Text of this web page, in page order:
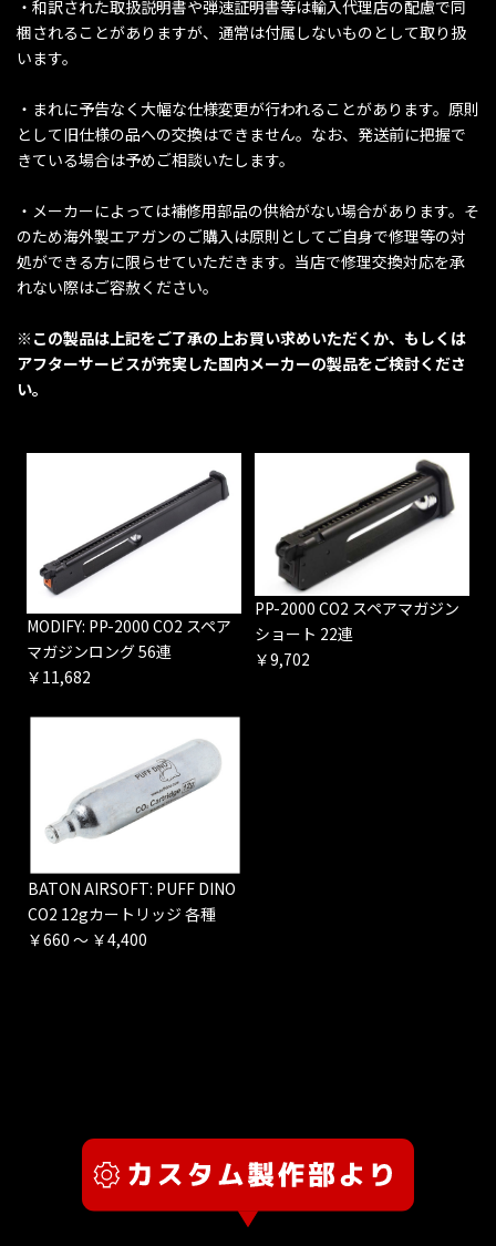
・和訳された取扱説明書や弾速証明書等は輸入代理店の配慮で同
梱されることがありますが、通常は付属しないものとして取り扱
います。
・まれに予告なく大幅な仕様変更が行われることがあります。原則
として旧仕様の品への交換はできません。なお、発送前に把握で
きている場合は予めご相談いたします。
・メーカーによっては補修用部品の供給がない場合があります。そ
のため海外製エアガンのご購入は原則としてご自身で修理等の対
処ができる方に限らせていただきます。当店で修理交換対応を承
れない際はご容赦ください。
※この製品は上記をご了承の上お買い求めいただくか、もしくは
アフターサービスが充実した国内メーカーの製品をご検討くださ
い。
MODIFY: PP-2000 CO2 スペア
マガジンロング 56連
￥11,682
PP-2000 CO2 スペアマガジン
ショート 22連
￥9,702
BATON AIRSOFT: PUFF DINO
CO2 12gカートリッジ 各種
￥660 ～ ￥4,400